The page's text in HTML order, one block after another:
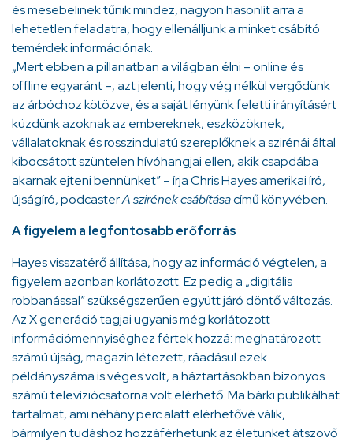
és mesebelinek tűnik mindez, nagyon hasonlít arra a
lehetetlen feladatra, hogy ellenálljunk a minket csábító
temérdek információnak.
„Mert ebben a pillanatban a világban élni – online és
offline egyaránt –, azt jelenti, hogy vég nélkül vergődünk
az árbóchoz kötözve, és a saját lényünk feletti irányításért
küzdünk azoknak az embereknek, eszközöknek,
vállalatoknak és rosszindulatú szereplőknek a szirénái által
kibocsátott szüntelen hívóhangjai ellen, akik csapdába
akarnak ejteni bennünket” – írja Chris Hayes amerikai író,
újságíró, podcasterA szirének csábításacímű könyvében.
A figyelem a legfontosabb erőforrás
Hayes visszatérő állítása, hogy az információ végtelen, a
figyelem azonban korlátozott. Ez pedig a „digitális
robbanással” szükségszerűen együtt járó döntő változás.
Az X generáció tagjai ugyanis még korlátozott
információmennyiséghez fértek hozzá: meghatározott
számú újság, magazin létezett, ráadásul ezek
példányszáma is véges volt, a háztartásokban bizonyos
számú televíziócsatorna volt elérhető. Ma bárki publikálhat
tartalmat, ami néhány perc alatt elérhetővé válik,
bármilyen tudáshoz hozzáférhetünk az életünket átszövő